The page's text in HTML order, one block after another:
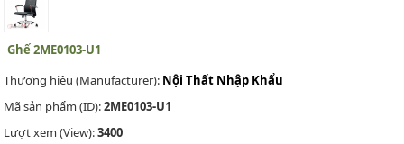
Ghế 2ME0103-U1
Thương hiệu (Manufacturer): Nội Thất Nhập Khẩu
Mã sản phẩm (ID):2ME0103-U1
Lượt xem (View):3400